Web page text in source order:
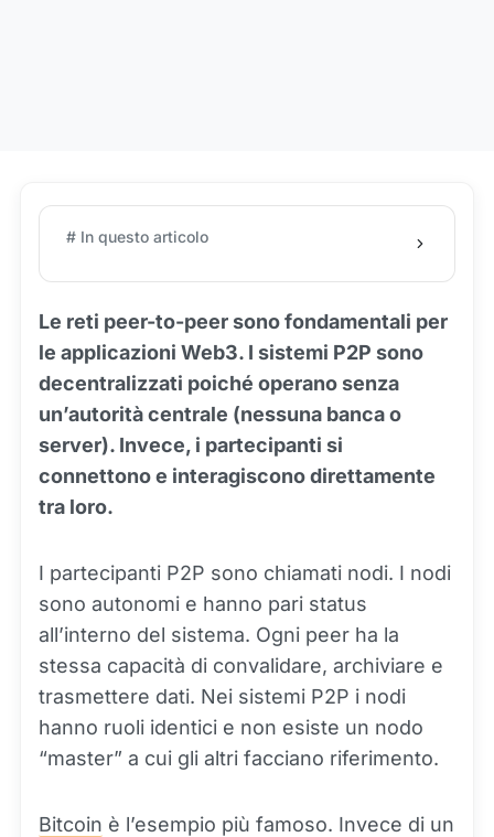
# In questo articolo
Le reti peer-to-peer sono fondamentali per
le applicazioni Web3. I sistemi P2P sono
decentralizzati poiché operano senza
un’autorità centrale (nessuna banca o
server). Invece, i partecipanti si
connettono e interagiscono direttamente
tra loro.
I partecipanti P2P sono chiamati nodi. I nodi
sono autonomi e hanno pari status
all’interno del sistema. Ogni peer ha la
stessa capacità di convalidare, archiviare e
trasmettere dati. Nei sistemi P2P i nodi
hanno ruoli identici e non esiste un nodo
“master” a cui gli altri facciano riferimento.
Bitcoin è l’esempio più famoso. Invece di un